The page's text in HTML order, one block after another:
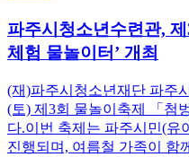
파주시청소년수련관,
체험 물놀이터’ 개최
(재)파주시청소년재단 파주
(토) 제3회 물놀이축제 「첨
다.이번 축제는 파주시민(유
진행되며, 여름철 가족이 함